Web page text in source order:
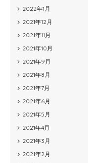
2022年1月
2021年12月
2021年11月
2021年10月
2021年9月
2021年8月
2021年7月
2021年6月
2021年5月
2021年4月
2021年3月
2021年2月